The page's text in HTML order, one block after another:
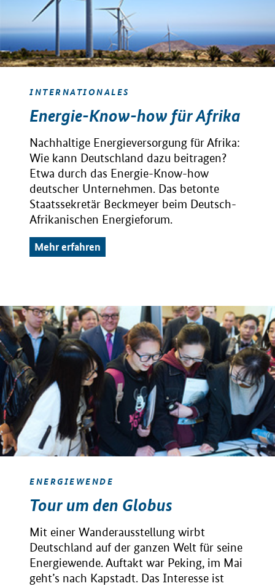
INTERNATIONALES
Energie-Know-how für Afrika
Nachhaltige Energieversorgung für Afrika:
Wie kann Deutschland dazu beitragen?
Etwa durch das Energie-Know-how
deutscher Unternehmen. Das betonte
Staatssekretär Beckmeyer beim Deutsch-
Afrikanischen Energieforum.
Mehr erfahren
ENERGIEWENDE
Tour um den Globus
Mit einer Wanderausstellung wirbt
Deutschland auf der ganzen Welt für seine
Energiewende. Auftakt war Peking, im Mai
geht’s nach Kapstadt. Das Interesse ist